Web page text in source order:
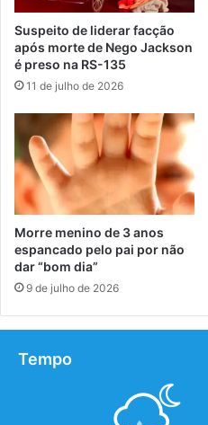
Suspeito de liderar facção
após morte de Nego Jackson
é preso na RS-135
11 de julho de 2026
Morre menino de 3 anos
espancado pelo pai por não
dar “bom dia”
9 de julho de 2026
Tempo